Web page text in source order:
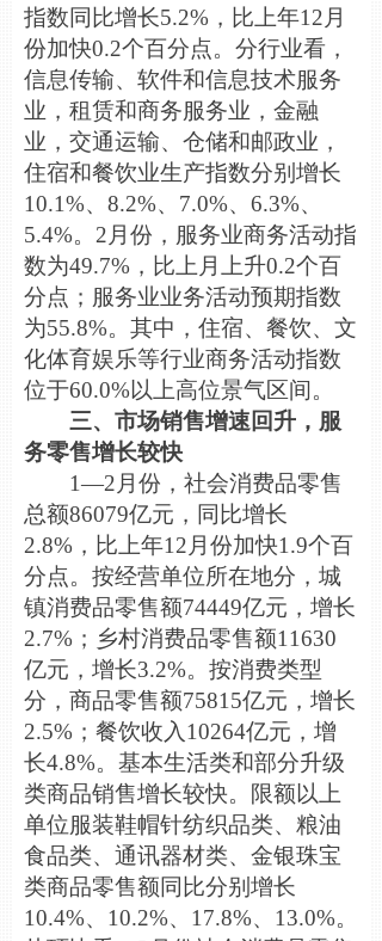
指数同比增长5.2%，比上年12月
份加快0.2个百分点。分行业看，
信息传输、软件和信息技术服务
业，租赁和商务服务业，金融
业，交通运输、仓储和邮政业，
住宿和餐饮业生产指数分别增长
10.1%、8.2%、7.0%、6.3%、
5.4%。2月份，服务业商务活动指
数为49.7%，比上月上升0.2个百
分点；服务业业务活动预期指数
为55.8%。其中，住宿、餐饮、文
化体育娱乐等行业商务活动指数
位于60.0%以上高位景气区间。
三、市场销售增速回升，服
务零售增长较快
1—2月份，社会消费品零售
总额86079亿元，同比增长
2.8%，比上年12月份加快1.9个百
分点。按经营单位所在地分，城
镇消费品零售额74449亿元，增长
2.7%；乡村消费品零售额11630
亿元，增长3.2%。按消费类型
分，商品零售额75815亿元，增长
2.5%；餐饮收入10264亿元，增
长4.8%。基本生活类和部分升级
类商品销售增长较快。限额以上
单位服装鞋帽针纺织品类、粮油
食品类、通讯器材类、金银珠宝
类商品零售额同比分别增长
10.4%、10.2%、17.8%、13.0%。